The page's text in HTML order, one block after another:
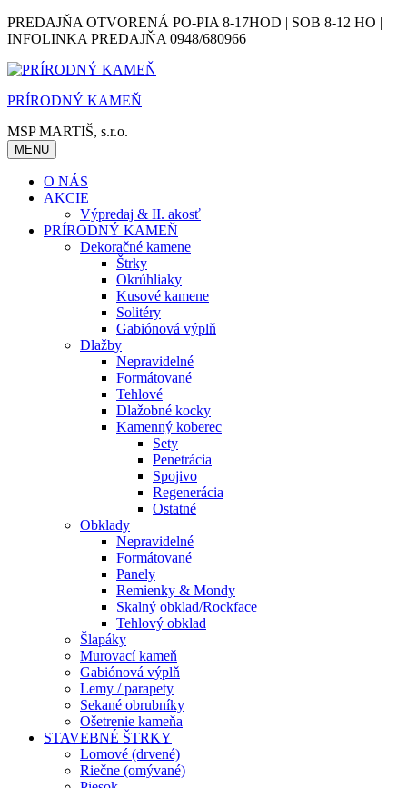
Skip
to
PREDAJŇA OTVORENÁ PO-PIA 8-17HOD | SOB 8-12 HO |
INFOLINKA PREDAJŇA 0948/680966
PRÍRODNÝ KAMEŇ
MSP MARTIŠ, s.r.o.
MENU
O NÁS
AKCIE
Výpredaj & II. akosť
PRÍRODNÝ KAMEŇ
Dekoračné kamene
Štrky
Okrúhliaky
Kusové kamene
Solitéry
Gabiónová výplň
Dlažby
Nepravidelné
Formátované
Tehlové
Dlažobné kocky
Kamenný koberec
Sety
Penetrácia
Spojivo
Regenerácia
Ostatné
Obklady
Nepravidelné
Formátované
Panely
Remienky & Mondy
Skalný obklad/Rockface
Tehlový obklad
Šlapáky
Murovací kameň
Gabiónová výplň
Lemy / parapety
Sekané obrubníky
Ošetrenie kameňa
STAVEBNÉ ŠTRKY
Lomové (drvené)
Riečne (omývané)